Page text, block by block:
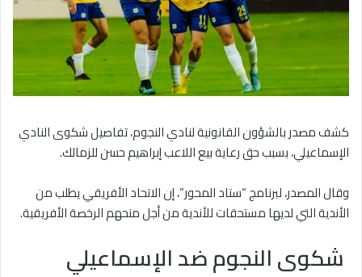
كشف مصدر بالشؤون القانونية لنادي النجوم، تفاصيل شكوى النادي
الإسماعيلي، بسبب حق رعاية بيع اللاعب إبراهيم حسن للزمالك.
وقال المصدر، لبرنامج “ستاد المحور”، إن الاتحاد الأفريقي يطلب من
الأندية التي لديها مستحقات للأندية من أجل منحهم الرخصة الأفريقية.
شكوى النجوم ضد الإسماعيلي